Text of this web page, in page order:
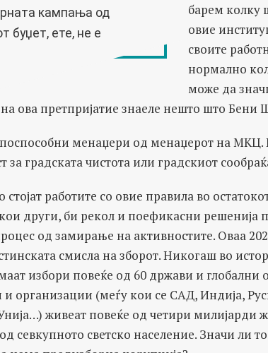
кампања од
буџет, ете, не е
барем колку
овие
своите
нормално
може да
ова претпријатие знаеле нешто што Бени
менаџери од менаџерот на МКЦ.
за градската чистота или градскиот
работите со овие правила во
други, би рекол и поефикасни решенија
од замирање на активностите. Оваа
смисла на зборот. Никогаш во
избори повеќе од 60 држави и глобални
организации (меѓу кои се САД, Индија,
живеат повеќе од четири милијарди
севкупното светско население. Значи ли